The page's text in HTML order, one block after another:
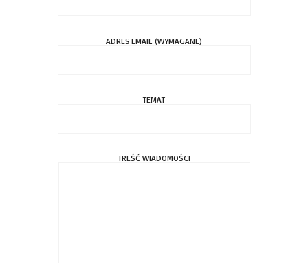
ADRES EMAIL (WYMAGANE)
TEMAT
TREŚĆ WIADOMOŚCI